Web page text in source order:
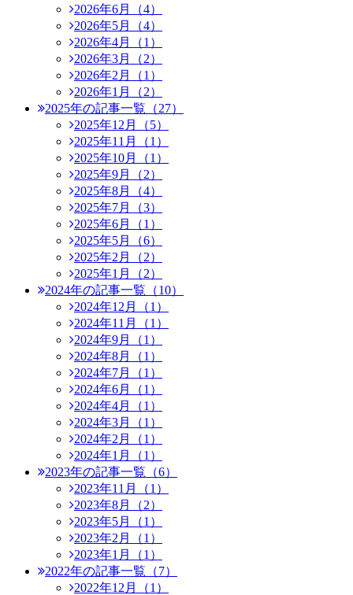
2026年6月（4）
2026年5月（4）
2026年4月（1）
2026年3月（2）
2026年2月（1）
2026年1月（2）
2025年の記事一覧（27）
2025年12月（5）
2025年11月（1）
2025年10月（1）
2025年9月（2）
2025年8月（4）
2025年7月（3）
2025年6月（1）
2025年5月（6）
2025年2月（2）
2025年1月（2）
2024年の記事一覧（10）
2024年12月（1）
2024年11月（1）
2024年9月（1）
2024年8月（1）
2024年7月（1）
2024年6月（1）
2024年4月（1）
2024年3月（1）
2024年2月（1）
2024年1月（1）
2023年の記事一覧（6）
2023年11月（1）
2023年8月（2）
2023年5月（1）
2023年2月（1）
2023年1月（1）
2022年の記事一覧（7）
2022年12月（1）